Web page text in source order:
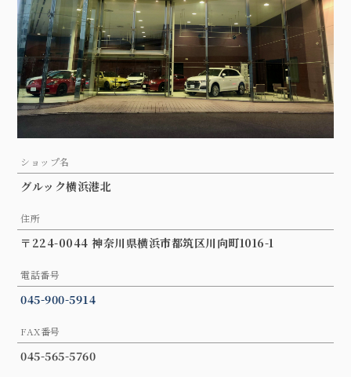
ショップ名
グルック横浜港北
住所
〒224-0044 神奈川県横浜市都筑区川向町1016-1
電話番号
045-900-5914
FAX番号
045-565-5760